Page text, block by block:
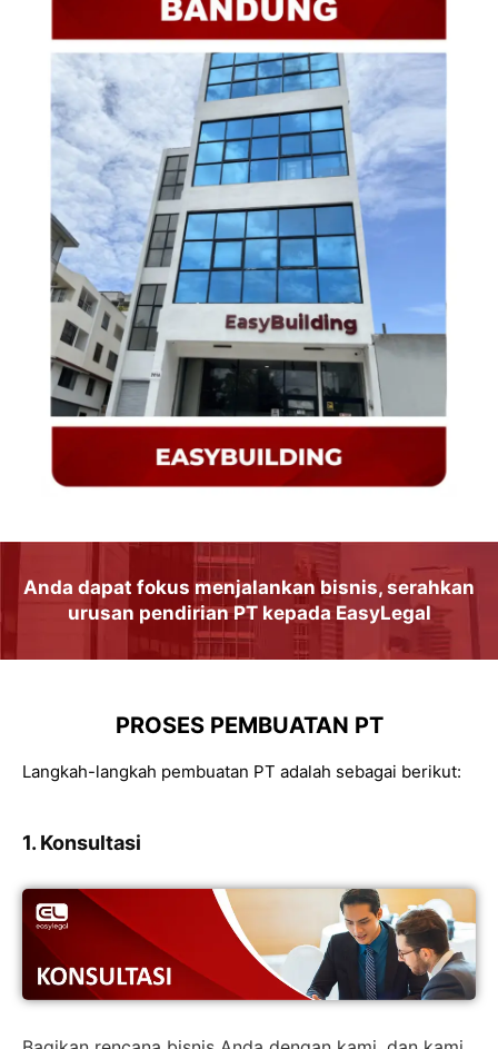
Anda dapat fokus menjalankanbisnis, serahkan
urusan pendirian PT kepada EasyLegal
PROSES PEMBUATAN PT
Langkah-langkah pembuatan PT adalah sebagai berikut:
1. Konsultasi